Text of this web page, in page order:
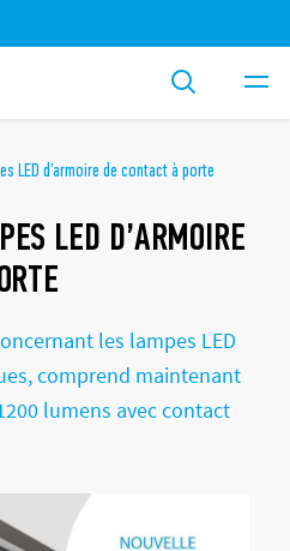
LED d’armoire de contact à porte
LED D’ARMOIRE
les lampes LED
comprend maintenant
lumens avec contact